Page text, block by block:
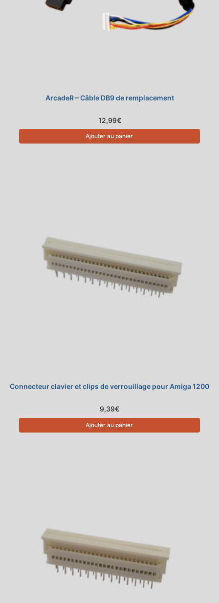
ArcadeR – Câble DB9 de remplacement
12,99€
Ajouter au panier
Connecteur clavier et clips de verrouillage pour Amiga 1200
9,39€
Ajouter au panier